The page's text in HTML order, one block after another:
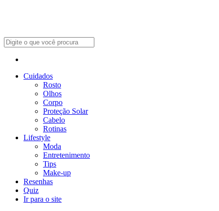
Cuidados
Rosto
Olhos
Corpo
Proteção Solar
Cabelo
Rotinas
Lifestyle
Moda
Entretenimento
Tips
Make-up
Resenhas
Quiz
Ir para o site